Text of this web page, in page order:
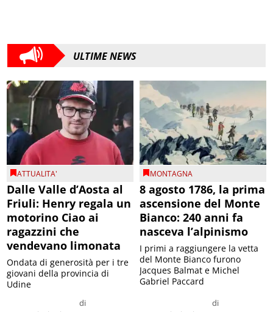
ULTIME NEWS
ATTUALITA'
Dalle Valle d’Aosta al
Friuli: Henry regala un
motorino Ciao ai
ragazzini che
vendevano limonata
di
Ondata di generosità per i tre
giovani della provincia di
Udine
MONTAGNA
8 agosto 1786, la prima
ascensione del Monte
Bianco: 240 anni fa
nasceva l’alpinismo
di
I primi a raggiungere la vetta
del Monte Bianco furono
Jacques Balmat e Michel
Gabriel Paccard